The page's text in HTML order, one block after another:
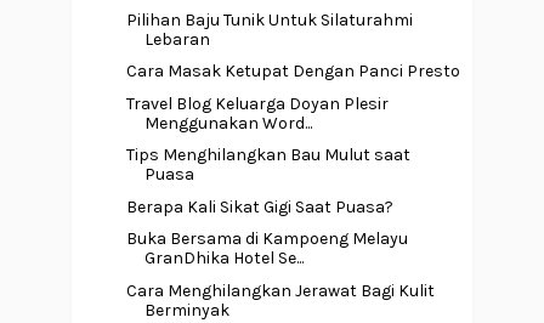
Pilihan Baju Tunik Untuk Silaturahmi
Lebaran
Cara Masak Ketupat Dengan Panci Presto
Travel Blog Keluarga Doyan Plesir
Menggunakan Word...
Tips Menghilangkan Bau Mulut saat
Puasa
Berapa Kali Sikat Gigi Saat Puasa?
Buka Bersama di Kampoeng Melayu
GranDhika Hotel Se...
Cara Menghilangkan Jerawat Bagi Kulit
Berminyak